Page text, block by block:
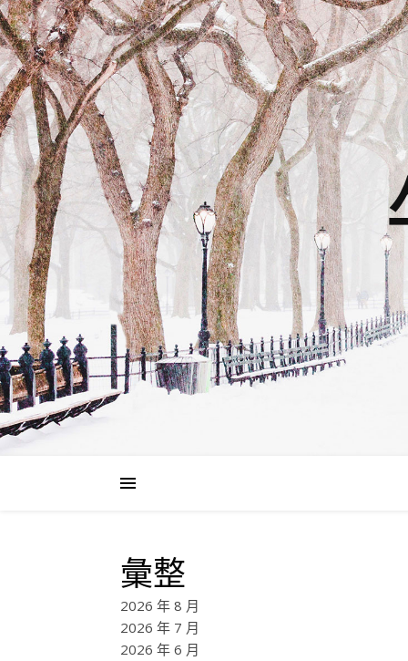
彙整
2026 年 8 月
2026 年 7 月
2026 年 6 月